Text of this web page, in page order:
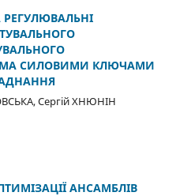
СИЛОВИМИ КЛЮЧАМИ
Сергій ХНЮНІН
АНСАМБЛІВ